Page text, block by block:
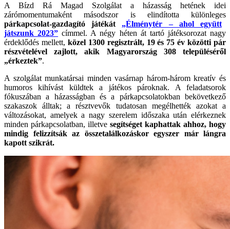
A Bízd Rá Magad Szolgálat a házasság hetének idei
zárómomentumaként másodszor is elindította különleges
párkapcsolat-gazdagító játékát „Élménytér – ahol együtt
játszunk 2023” címmel. A négy héten át tartó játéksorozat nagy
érdeklődés mellett, közel 1300 regisztrált, 19 és 75 év közötti pár
részvételével zajlott, akik Magyarország 308 településéről
„érkeztek”.
A szolgálat munkatársai minden vasárnap három-három kreatív és
humoros kihívást küldtek a játékos pároknak. A feladatsorok
fókuszában a házasságban és a párkapcsolatokban bekövetkező
szakaszok álltak; a résztvevők tudatosan megélhették azokat a
változásokat, amelyek a nagy szerelem időszaka után elérkeznek
minden párkapcsolatban, illetve segítséget kaphattak ahhoz, hogy
mindig felizzítsák az összetalálkozáskor egyszer már lángra
kapott szikrát.